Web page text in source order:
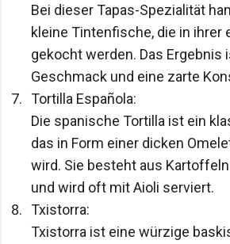
Bei dieser Tapas-Spezialität
kleine Tintenfische, die in ihrer
gekocht werden. Das Ergebnis
Geschmack und eine zarte
Tortilla Española:
Die spanische Tortilla ist ein
das in Form einer dicken
wird. Sie besteht aus
und wird oft mit Aioli serviert.
Txistorra:
Txistorra ist eine würzige